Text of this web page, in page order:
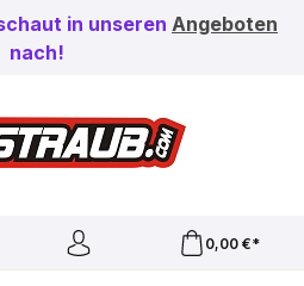
in unseren Angeboten
nach!
0,00 €*